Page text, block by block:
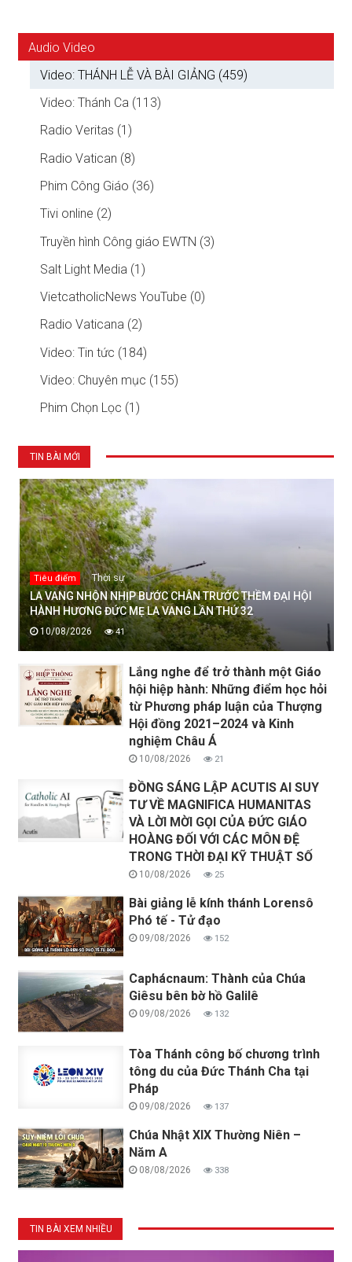
Audio Video
Video: THÁNH LỄ VÀ BÀI GIẢNG (459)
Video: Thánh Ca (113)
Radio Veritas (1)
Radio Vatican (8)
Phim Công Giáo (36)
Tivi online (2)
Truyền hình Công giáo EWTN (3)
Salt Light Media (1)
VietcatholicNews YouTube (0)
Radio Vaticana (2)
Video: Tin tức (184)
Video: Chuyên mục (155)
Phim Chọn Lọc (1)
TIN BÀI MỚI
Tiêu điểm Thời sự
LA VANG NHỘN NHỊP BƯỚC CHÂN TRƯỚC THỀM ĐẠI HỘI
HÀNH HƯƠNG ĐỨC MẸ LA VANG LẦN THỨ 32
10/08/2026 41
Lắng nghe để trở thành một Giáo
hội hiệp hành: Những điểm học hỏi
từ Phương pháp luận của Thượng
Hội đồng 2021–2024 và Kinh
nghiệm Châu Á
10/08/2026 21
ĐỒNG SÁNG LẬP ACUTIS AI SUY
TƯ VỀ MAGNIFICA HUMANITAS
VÀ LỜI MỜI GỌI CỦA ĐỨC GIÁO
HOÀNG ĐỐI VỚI CÁC MÔN ĐỆ
TRONG THỜI ĐẠI KỸ THUẬT SỐ
10/08/2026 25
Bài giảng lễ kính thánh Lorensô
Phó tế - Tử đạo
09/08/2026 152
Caphácnaum: Thành của Chúa
Giêsu bên bờ hồ Galilê
09/08/2026 132
Tòa Thánh công bố chương trình
tông du của Đức Thánh Cha tại
Pháp
09/08/2026 137
Chúa Nhật XIX Thường Niên –
Năm A
08/08/2026 338
TIN BÀI XEM NHIỀU